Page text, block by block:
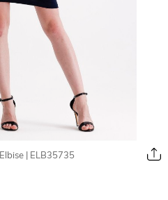
Yağmurluk
| ELB35735